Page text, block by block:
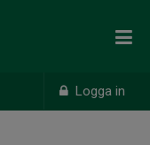
Logga in